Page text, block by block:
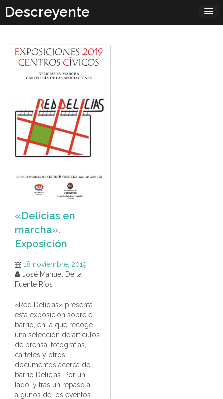
content
Descreyente
«Delicias en
marcha».
Exposición
18 noviembre, 2019
José Manuel De la
Fuente Ríos
«Red Delicias» presenta
esta exposición sobre el
barrio, en la que recoge
una selección de artículos
de prensa, fotografías,
carteles y otros
documentos acerca del
barrio Delicias. Por un
lado, y tras un repaso a
algunos de los eventos